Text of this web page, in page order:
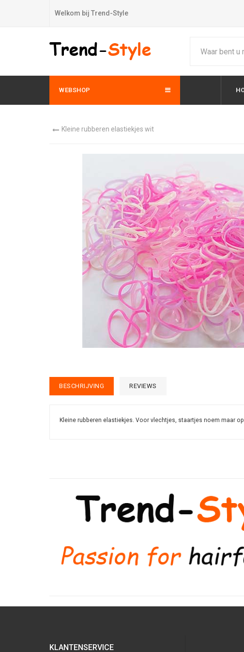
Welkom bij Trend-Style
WEBSHOP
Kleine rubberen elastiekjes wit
BESCHRIJVING REVIEWS
Kleine rubberen elastiekjes. Voor vlechtjes, staartjes noem maar
KLANTENSERVICE